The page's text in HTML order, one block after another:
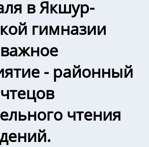
в Якшур-
гимназии
- районный
чтения